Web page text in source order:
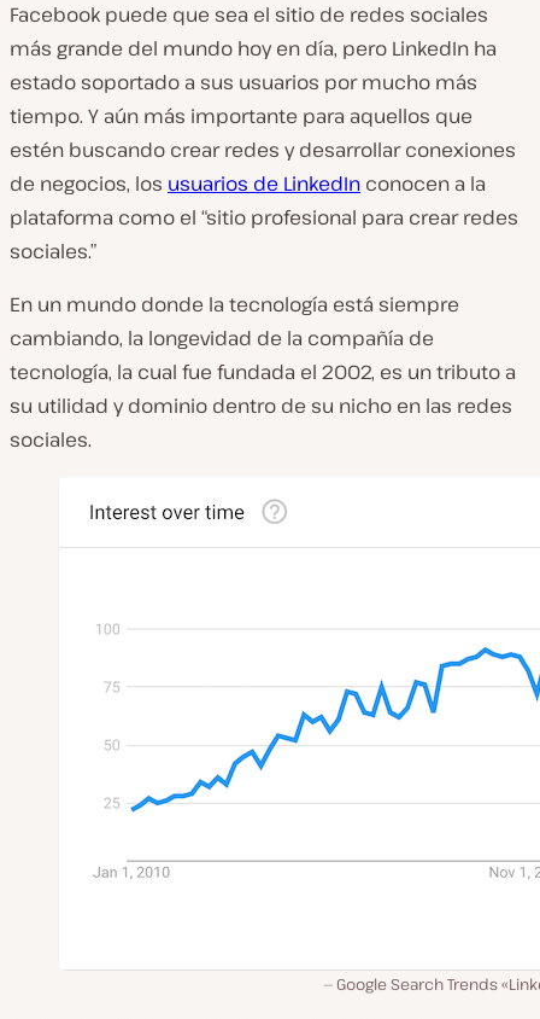
Facebook puede que sea el sitio de redes sociales
más grande del mundo hoy en día, pero LinkedIn ha
estado soportado a sus usuarios por mucho más
tiempo. Y aún más importante para aquellos que
estén buscando crear redes y desarrollar conexiones
de negocios, los usuarios de LinkedIn conocen a la
plataforma como el “sitio profesional para crear redes
sociales.”
En un mundo donde la tecnología está siempre
cambiando, la longevidad de la compañía de
tecnología, la cual fue fundada el 2002, es un tributo a
su utilidad y dominio dentro de su nicho en las redes
sociales.
Google Search Trends